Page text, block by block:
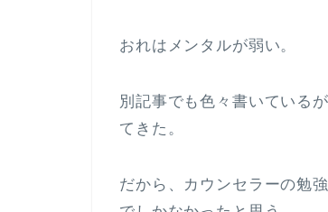
おれはメンタルが弱い。
別記事でも色々書いている
てきた。
だから、カウンセラーの勉